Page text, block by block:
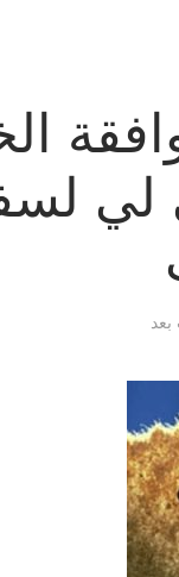
لي
بعد